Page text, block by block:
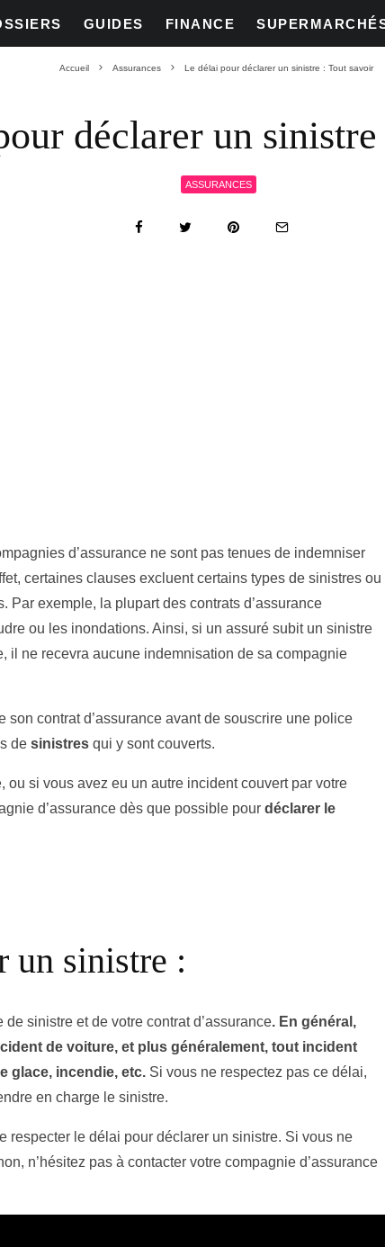
GUIDES FINANCE
Accueil Assurances Le délai pour déclarer un sinistre : Tout savoir
déclarer un
ASSURANCES
d’assurance ne sont pas tenues de indemniser
certaines clauses excluent certains types de sinistres ou
Par exemple, la plupart des contrats d’assurance
ou les inondations. Ainsi, si un assuré subit un sinistre
il ne recevra aucune indemnisation de sa compagnie
son contrat d’assurance avant de souscrire une police
de sinistres qui y sont couverts.
ou si vous avez eu un autre incident couvert par votre
d’assurance dès que possible pour déclarer le
un sinistre :
sinistre et de votre contrat d’assurance. En général,
de voiture, et plus généralement, tout incident
glace, incendie, etc. Si vous ne respectez pas ce délai,
en charge le sinistre.
respecter le délai pour déclarer un sinistre. Si vous ne
n’hésitez pas à contacter votre compagnie d’assurance